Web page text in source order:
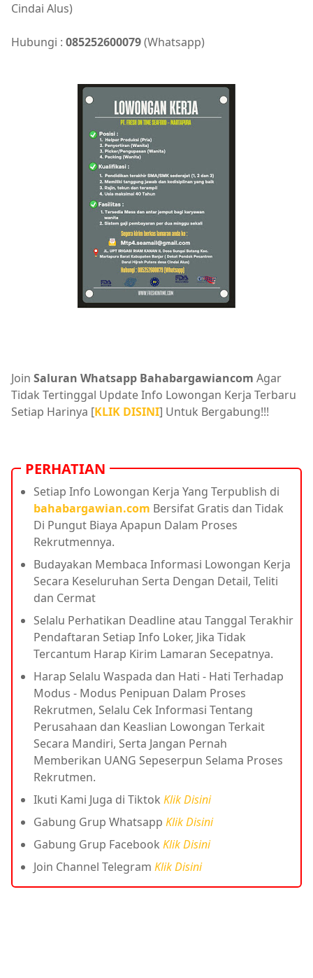
Cindai Alus)
Hubungi : 085252600079(Whatsapp)
Join Saluran Whatsapp Bahabargawiancom Agar
Tidak Tertinggal Update Info Lowongan Kerja Terbaru
Setiap Harinya [KLIK DISINI] Untuk Bergabung!!!
PERHATIAN
Setiap Info Lowongan Kerja Yang Terpublish di
bahabargawian.com Bersifat Gratis dan Tidak
Di Pungut Biaya Apapun Dalam Proses
Rekrutmennya.
Budayakan Membaca Informasi Lowongan Kerja
Secara Keseluruhan Serta Dengan Detail, Teliti
dan Cermat
Selalu Perhatikan Deadline atau Tanggal Terakhir
Pendaftaran Setiap Info Loker, Jika Tidak
Tercantum Harap Kirim Lamaran Secepatnya.
Harap Selalu Waspada dan Hati - Hati Terhadap
Modus - Modus Penipuan Dalam Proses
Rekrutmen, Selalu Cek Informasi Tentang
Perusahaan dan Keaslian Lowongan Terkait
Secara Mandiri, Serta Jangan Pernah
Memberikan UANG Sepeserpun Selama Proses
Rekrutmen.
Ikuti Kami Juga di Tiktok Klik Disini
Gabung Grup Whatsapp Klik Disini
Gabung Grup Facebook Klik Disini
Join Channel Telegram Klik Disini